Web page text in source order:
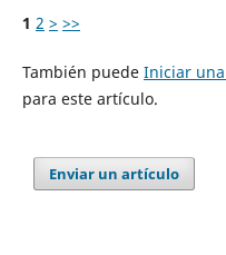
1 2 > >>
También puede Iniciar
para este artículo.
Enviar un artículo